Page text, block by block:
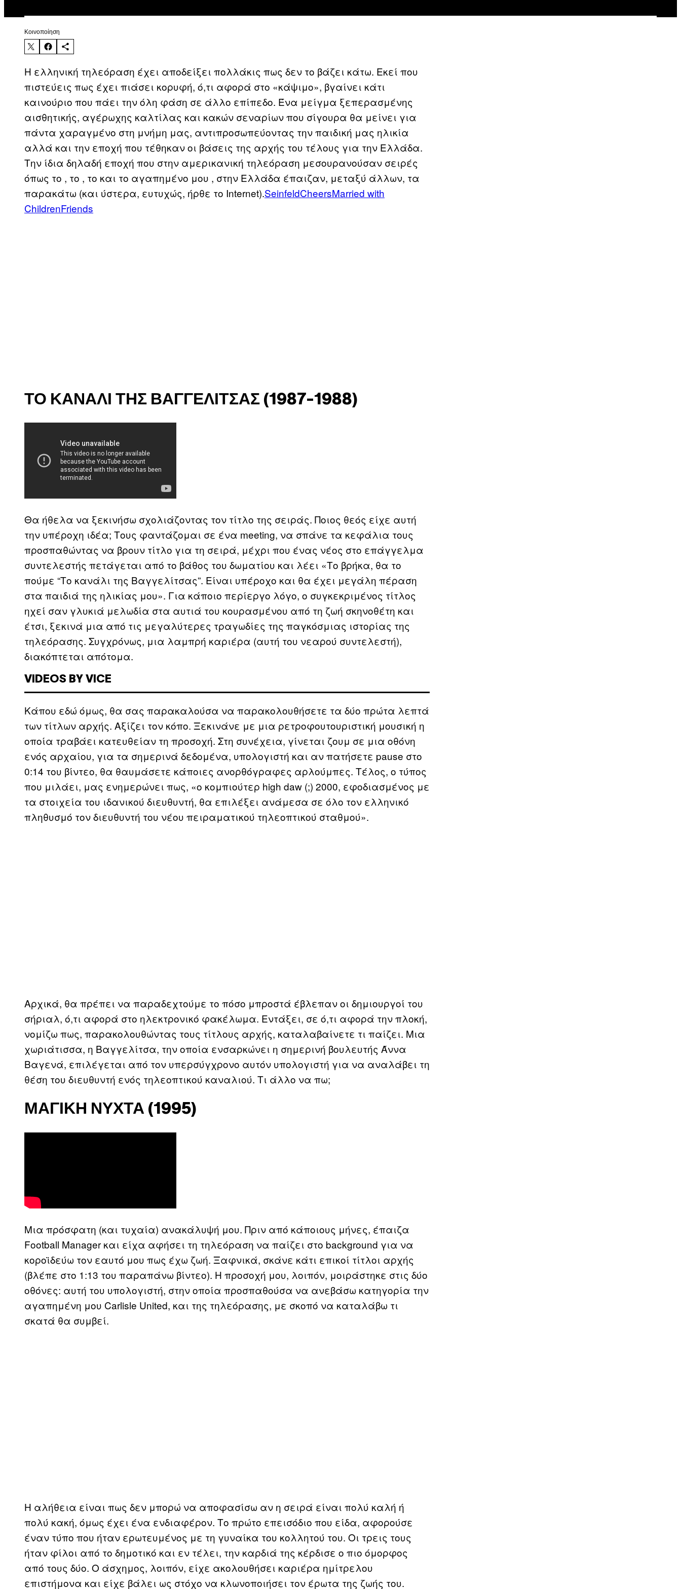
Kοινοποίηση
Η ελληνική τηλεόραση έχει αποδείξει πολλάκις πως δεν το βάζει κάτω. Εκεί που
πιστεύεις πως έχει πιάσει κορυφή, ό,τι αφορά στο «κάψιμο», βγαίνει κάτι
καινούριο που πάει την όλη φάση σε άλλο επίπεδο. Ένα μείγμα ξεπερασμένης
αισθητικής, αγέρωχης καλτίλας και κακών σεναρίων που σίγουρα θα μείνει για
πάντα χαραγμένο στη μνήμη μας, αντιπροσωπεύοντας την παιδική μας ηλικία
αλλά και την εποχή που τέθηκαν οι βάσεις της αρχής του τέλους για την Ελλάδα.
Την ίδια δηλαδή εποχή που στην αμερικανική τηλεόραση μεσουρανούσαν σειρές
όπως το , το , το και το αγαπημένο μου , στην Ελλάδα έπαιζαν, μεταξύ άλλων, τα
παρακάτω (και ύστερα, ευτυχώς, ήρθε το Internet).SeinfeldCheersMarried with
ChildrenFriends
ΤΟ ΚΑΝΆΛΙ ΤΗΣ ΒΑΓΓΕΛΊΤΣΑΣ (1987-1988)
Θα ήθελα να ξεκινήσω σχολιάζοντας τον τίτλο της σειράς. Ποιος θεός είχε αυτή
την υπέροχη ιδέα; Τους φαντάζομαι σε ένα meeting, να σπάνε τα κεφάλια τους
προσπαθώντας να βρουν τίτλο για τη σειρά, μέχρι που ένας νέος στο επάγγελμα
συντελεστής πετάγεται από το βάθος του δωματίου και λέει «Το βρήκα, θα το
πούμε “Το κανάλι της Βαγγελίτσας”. Είναι υπέροχο και θα έχει μεγάλη πέραση
στα παιδιά της ηλικίας μου». Για κάποιο περίεργο λόγο, ο συγκεκριμένος τίτλος
ηχεί σαν γλυκιά μελωδία στα αυτιά του κουρασμένου από τη ζωή σκηνοθέτη και
έτσι, ξεκινά μια από τις μεγαλύτερες τραγωδίες της παγκόσμιας ιστορίας της
τηλεόρασης. Συγχρόνως, μια λαμπρή καριέρα (αυτή του νεαρού συντελεστή),
διακόπτεται απότομα.
VIDEOS BY VICE
Κάπου εδώ όμως, θα σας παρακαλούσα να παρακολουθήσετε τα δύο πρώτα λεπτά
των τίτλων αρχής. Αξίζει τον κόπο. Ξεκινάνε με μια ρετροφουτουριστική μουσική η
οποία τραβάει κατευθείαν τη προσοχή. Στη συνέχεια, γίνεται ζουμ σε μια οθόνη
ενός αρχαίου, για τα σημερινά δεδομένα, υπολογιστή και αν πατήσετε pause στο
0:14 του βίντεο, θα θαυμάσετε κάποιες ανορθόγραφες αρλούμπες. Τέλος, ο τύπος
που μιλάει, μας ενημερώνει πως, «ο κομπιούτερ high daw (;) 2000, εφοδιασμένος με
τα στοιχεία του ιδανικού διευθυντή, θα επιλέξει ανάμεσα σε όλο τον ελληνικό
πληθυσμό τον διευθυντή του νέου πειραματικού τηλεοπτικού σταθμού».
Αρχικά, θα πρέπει να παραδεχτούμε το πόσο μπροστά έβλεπαν οι δημιουργοί του
σήριαλ, ό,τι αφορά στο ηλεκτρονικό φακέλωμα. Εντάξει, σε ό,τι αφορά την πλοκή,
νομίζω πως, παρακολουθώντας τους τίτλους αρχής, καταλαβαίνετε τι παίζει. Μια
χωριάτισσα, η Βαγγελίτσα, την οποία ενσαρκώνει η σημερινή βουλευτής Άννα
Βαγενά, επιλέγεται από τον υπερσύγχρονο αυτόν υπολογιστή για να αναλάβει τη
θέση του διευθυντή ενός τηλεοπτικού καναλιού. Τι άλλο να πω;
ΜΑΓΙΚΉ ΝΎΧΤΑ (1995)
Μια πρόσφατη (και τυχαία) ανακάλυψή μου. Πριν από κάποιους μήνες, έπαιζα
Football Manager και είχα αφήσει τη τηλεόραση να παίζει στο background για να
κοροϊδεύω τον εαυτό μου πως έχω ζωή. Ξαφνικά, σκάνε κάτι επικοί τίτλοι αρχής
(βλέπε στο 1:13 του παραπάνω βίντεο). Η προσοχή μου, λοιπόν, μοιράστηκε στις δύο
οθόνες: αυτή του υπολογιστή, στην οποία προσπαθούσα να ανεβάσω κατηγορία την
αγαπημένη μου Carlisle United, και της τηλεόρασης, με σκοπό να καταλάβω τι
σκατά θα συμβεί.
Η αλήθεια είναι πως δεν μπορώ να αποφασίσω αν η σειρά είναι πολύ καλή ή
πολύ κακή, όμως έχει ένα ενδιαφέρον. Το πρώτο επεισόδιο που είδα, αφορούσε
έναν τύπο που ήταν ερωτευμένος με τη γυναίκα του κολλητού του. Οι τρεις τους
ήταν φίλοι από το δημοτικό και εν τέλει, την καρδιά της κέρδισε ο πιο όμορφος
από τους δύο. Ο άσχημος, λοιπόν, είχε ακολουθήσει καριέρα ημίτρελου
επιστήμονα και είχε βάλει ως στόχο να κλωνοποιήσει τον έρωτα της ζωής του.